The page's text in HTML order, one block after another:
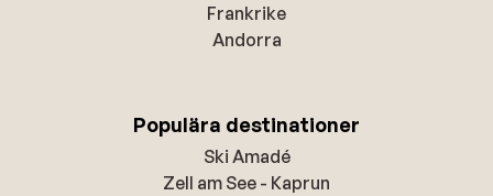
Frankrike
Andorra
Populära destinationer
Ski Amadé
Zell am See - Kaprun